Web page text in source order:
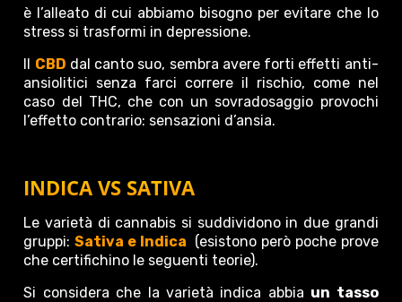
è l’alleato di cui abbiamo bisogno per evitare che lo
stress si trasformi in depressione.
Il CBD dal canto suo, sembra avere forti effetti anti-
ansiolitici senza farci correre il rischio, come nel
caso del THC, che con un sovradosaggio provochi
l’effetto contrario: sensazioni d’ansia.
INDICA VS SATIVA
Le varietà di cannabis si suddividono in due grandi
gruppi:Sativa e Indica (esistono però poche prove
che certifichino le seguenti teorie).
Si considera che la varietà indica abbia un tasso